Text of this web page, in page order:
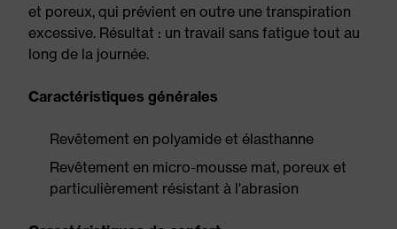
et poreux, qui prévient en outre une transpiration
excessive. Résultat : un travail sans fatigue tout au
long de la journée.
Caractéristiques générales
Revêtement en polyamide et élasthanne
Revêtement en micro-mousse mat, poreux et
particulièrement résistant à l'abrasion